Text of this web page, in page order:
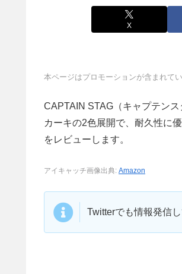
X
本ページはプロモーションが含まれて
CAPTAIN STAG（キャプテン
カーキの2色展開で、耐久性に
をレビューします。
アイキャッチ画像出典: Amazon
Twitterでも情報発信